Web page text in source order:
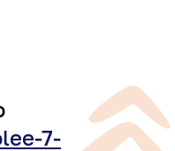
7-